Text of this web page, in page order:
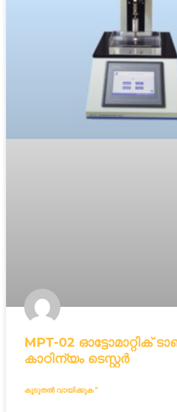
MPT-02 ഓട്ടോമാറ്റിക്
കാഠിന്യം ടെസ്റ്റർ
കൂടുതൽ വായിക്കുക "